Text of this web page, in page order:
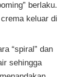
berlaku.
keluar di
“spiral” dan
sehingga